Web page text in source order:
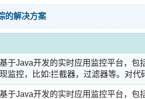
的解决方案
于Java开发的实时应用监控平台，
监控，比如:拦截器，过滤器等。对代
于Java开发的实时应用监控平台，